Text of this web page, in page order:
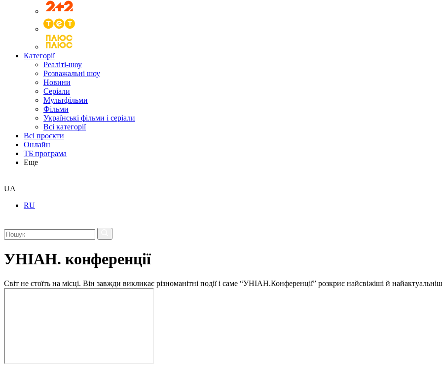
Категорії
Реаліті-шоу
Розважальні шоу
Новини
Серіали
Мультфільми
Фільми
Українські фільми і серіали
Всі категорії
Всі проєкти
Онлайн
ТБ програма
Еще
UA
RU
УНІАН. конференції
Світ не стоїть на місці. Він завжди викликає різноманітні події і саме “УНІАН.Конференції” розкриє найсвіжіші й